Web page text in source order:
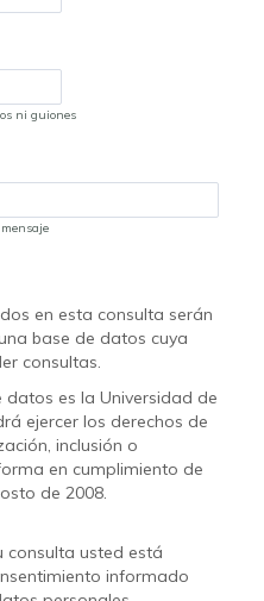
ni guiones
en esta consulta serán
base de datos cuya
consultas.
datos es la Universidad de
ejercer los derechos de
inclusión o
en cumplimiento de
de 2008.
consulta usted está
informado